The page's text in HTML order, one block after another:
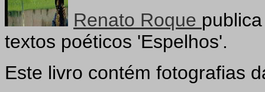
Renato Roque
textos poéticos 'Espelhos'.
Este livro contém fotografias